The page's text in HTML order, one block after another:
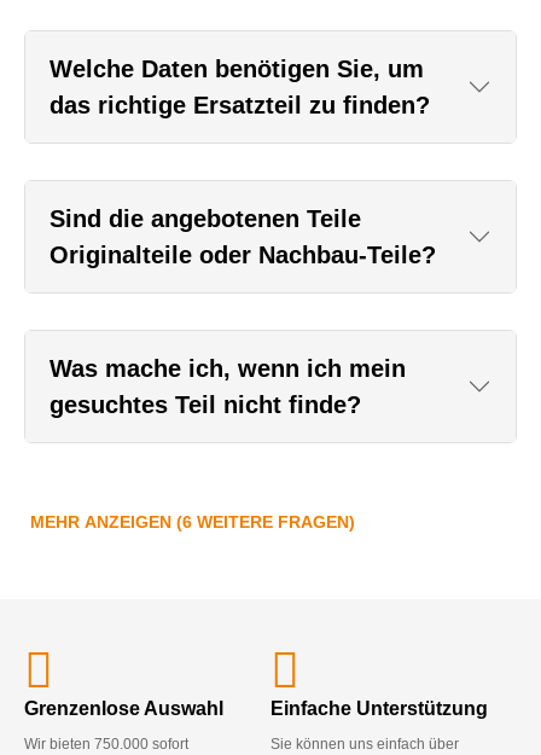
Welche Daten benötigen Sie, um
das richtige Ersatzteil zu finden?
Sind die angebotenen Teile
Originalteile oder Nachbau-Teile?
Was mache ich, wenn ich mein
gesuchtes Teil nicht finde?
MEHR ANZEIGEN (6 WEITERE FRAGEN)
Grenzenlose Auswahl
Wir bieten 750.000 sofort
Einfache Unterstützung
Sie können uns einfach über